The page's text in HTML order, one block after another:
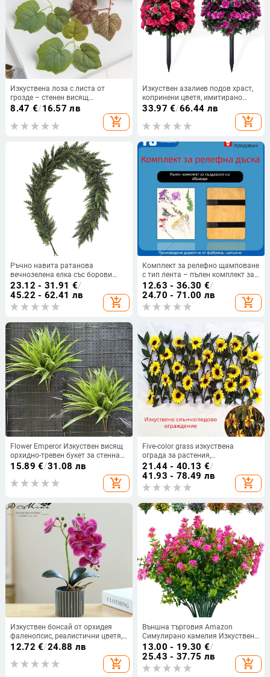
Изкуствена лоза с листа от
грозде – стенен висящ
пластмасов декоративен
растителен елемент със зелени
листа
8.47 €/16.57 лв
add_shopping_cart
Изкуствен азалиев подов храст,
копринени цветя, имитирано
наземно растение, за
декорация
33.97 €/66.44 лв
add_shopping_cart
Ръчно навита ратанова
вечнозелена елка със борови
иглички и кипарисови листа –
Коледна украса, декоративен
подарък
23.12 - 31.91 €/
45.22 - 62.41 лв
add_shopping_cart
Комплект за релефно щамповане
с тип лента – пълен комплект за
сушени цветя, включва
подложна хартия и абсорбиращ
борд, опакован в кутия
12.63 - 36.30 €/
24.70 - 71.00 лв
add_shopping_cart
Flower Emperor Изкуствен висящ
орхидно-тревен букет за стенна
декорация, пластмаса
15.89 €/31.08 лв
add_shopping_cart
Five-color grass изкуствена
ограда за растения,
слънчогледов вид, пластмаса и
копринени цветя, градинска
декорация
21.44 - 40.13 €/
41.93 - 78.49 лв
add_shopping_cart
Изкуствен бонсай от орхидея
фаленопсис, реалистични цветя,
доставени директно от
производителя, декорации за
дома, дропшипинг, изкуствени
саксийни растения, изкуствени
12.72 €/24.88 лв
add_shopping_cart
Външна търговия Amazon
Симулирано камелия Изкуствено
цвете Външно фалшиво цвете
Декорация за дома Анти-UV
пластмасов зелен храст
13.00 - 19.30 €/
25.43 - 37.75 лв
add_shopping_cart